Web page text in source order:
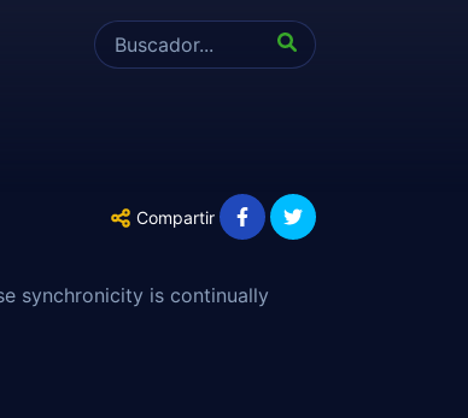
Compartir
synchronicity is continually